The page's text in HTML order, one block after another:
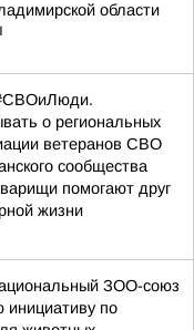
области
о региональных
ветеранов СВО
сообщества
помогают друг
жизни
ЗОО-союз
инициативу по